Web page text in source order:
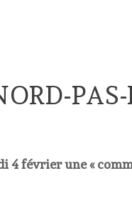
4 février une «